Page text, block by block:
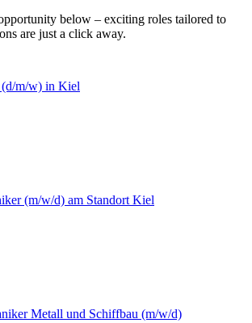
below – exciting roles tailored to
are just a click away.
(d/m/w) in Kiel
(m/w/d) am Standort Kiel
Metall und Schiffbau (m/w/d)